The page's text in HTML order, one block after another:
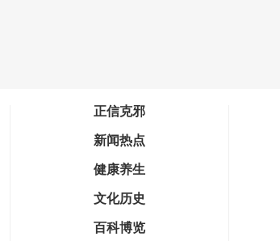
正信克邪
新闻热点
健康养生
文化历史
百科博览